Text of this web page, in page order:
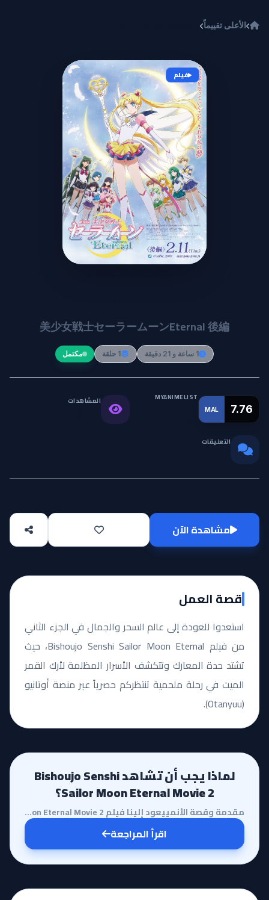
الأعلى تقييماً
فيلم
Bishoujo Senshi Sailor Moon
美少女戦士セーラームーンEternal 後編
1 ساعة و 21 دقيقة 1 حلقة مكتمل
MAL 7.76
MYANIMELIST المشاهدات
التعليقات
مشاهدة الآن
قصة العمل
استعدوا للعودة إلى عالم السحر والجمال في الجزء الثاني
من فيلم Bishoujo Senshi Sailor Moon Eternal، حيث
تشتد حدة المعارك وتتكشف الأسرار المظلمة لأرك القمر
الميت في رحلة ملحمية تنتظركم حصرياً عبر منصة أوتانيو
(Otanyuu).
لماذا يجب أن تشاهد Bishoujo Senshi
Sailor Moon Eternal Movie 2؟
مقدمة وقصة الأنمييعود إلينا فيلم Bishoujo Senshi Sailor Moon Eternal Movie 2 ليُكمل الملحمة الأسطوري...
اقرأ المراجعة